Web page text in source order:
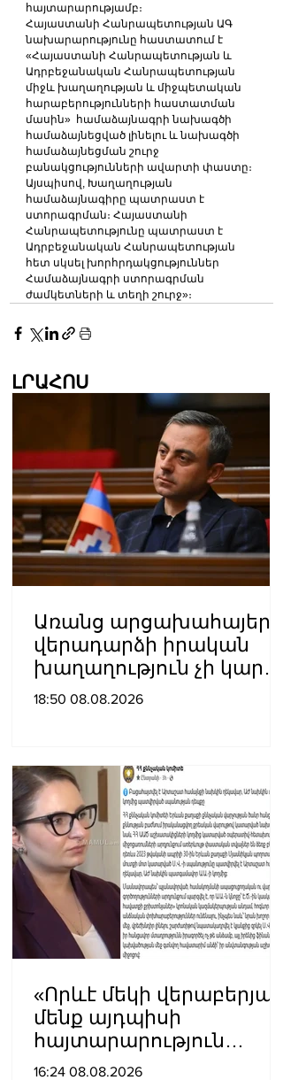
հայտարարությամբ։
Հայաստանի Հանրապետության ԱԳ
նախարարությունը հաստատում է
«Հայաստանի Հանրապետության և
Ադրբեջանական Հանրապետության
միջև խաղաղության և միջպետական
հարաբերությունների հաստատման
մասին»  համաձայնագրի նախագծի
համաձայնեցված լինելու և նախագծի
համաձայնեցման շուրջ
բանակցությունների ավարտի փաստը։
Այսպիսով, Խաղաղության
համաձայնագիրը պատրաստ է
ստորագրման։ Հայաստանի
Հանրապետությունը պատրաստ է
Ադրբեջանական Հանրապետության
հետ սկսել խորհրդակցություններ
Համաձայնագրի ստորագրման
ժամկետների և տեղի շուրջ»։
ԼՐԱՀՈՍ
Առանց արցախահայերի
վերադարձի իրական
խաղաղություն չի կարող
լինել․ Սաղաթելյան
18:50 08.08.2026
«Որևէ մեկի վերաբերյալ
մենք այդպիսի
հայտարարություն
չպետք է ունենանք»․
16:24 08.08.2026